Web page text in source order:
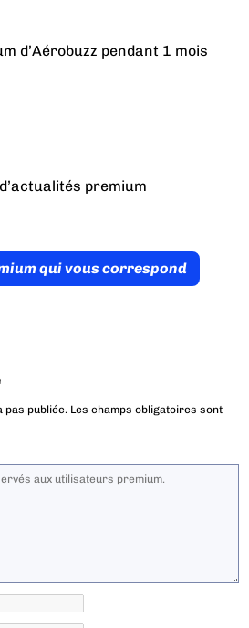
d’Aérobuzz pendant 1 mois
premium
qui vous correspond
pas publiée. Les champs obligatoires sont